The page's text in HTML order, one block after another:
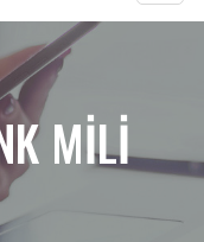
MİLİ